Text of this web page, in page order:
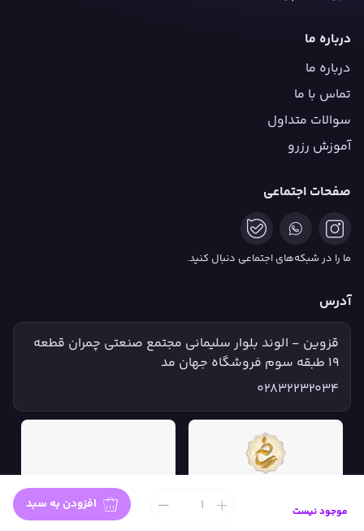
موجود نیست افزودن به سبد
درباره ما
درباره ما
تماس با ما
سوالات متداول
آموزش رزرو
صفحات اجتماعی
ما را در شبکه‌های اجتماعی دنبال کنید.
آدرس
قزوین - الوند بلوار سلیمانی مجتمع صنعتی چمران قطعه
۱۹ طبقه سوم فروشگاه جهان مد
02832232034